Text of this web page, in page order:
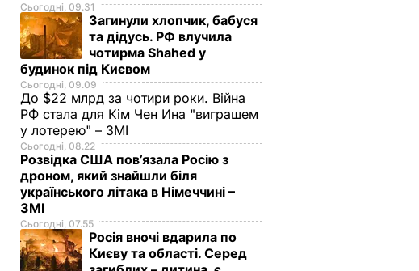
Сьогодні, 09.31
Загинули хлопчик, бабуся
та дідусь. РФ влучила
чотирма Shahed у
будинок під Києвом
Сьогодні, 09.09
До $22 млрд за чотири роки. Війна
РФ стала для Кім Чен Ина "виграшем
у лотерею" – ЗМІ
Сьогодні, 08.22
Розвідка США пов’язала Росію з
дроном, який знайшли біля
українського літака в Німеччині –
ЗМІ
Сьогодні, 07.55
Росія вночі вдарила по
Києву та області. Серед